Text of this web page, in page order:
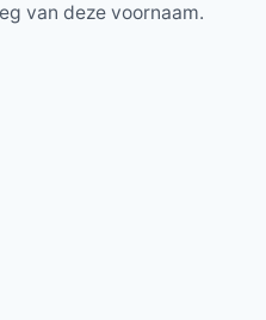
van deze voornaam.